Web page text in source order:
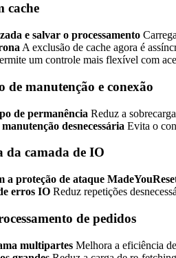
cache
e salvar o processamento
A exclusão de cache agora é
um controle mais flexível com
de manutenção e conexão
de permanência Reduz a
desnecessária Evita o
da camada de IO
a proteção de ataque
erros IO Reduz repetições
de pedidos
multipartes Melhora a eficiência